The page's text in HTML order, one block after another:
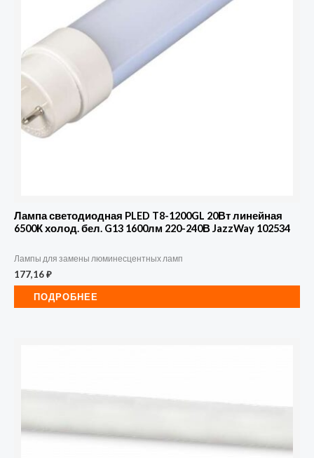
Лампа светодиодная PLED T8-1200GL 20Вт линейная
6500К холод. бел. G13 1600лм 220-240В JazzWay 102534
Лампы для замены люминесцентных ламп
177,16₽
ПОДРОБНЕЕ